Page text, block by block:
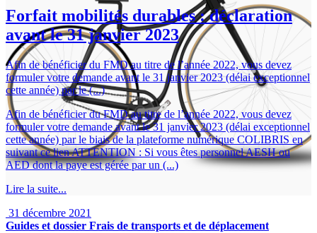
Forfait mobilités durables : déclaration
avant le 31 janvier 2023
Afin de bénéficier du FMD au titre de l’année 2022, vous devez
formuler votre demande avant le 31 janvier 2023 (délai exceptionnel
cette année) par le (...)
Afin de bénéficier du FMD au titre de l’année 2022, vous devez
formuler votre demande avant le 31 janvier 2023 (délai exceptionnel
cette année) par le biais de la plateforme numérique COLIBRIS en
suivant ce lien ATTENTION : Si vous êtes personnel AESH ou
AED dont la paye est gérée par un (...)
Lire la suite...
31 décembre 2021
Guides et dossier Frais de transports et de déplacement